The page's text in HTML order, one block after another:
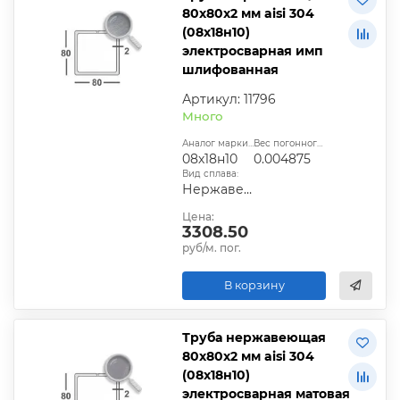
80х80х2 мм aisi 304
(08х18н10)
электросварная имп
шлифованная
Артикул: 11796
Много
Аналог марки стали:
08х18н10
Вес погонного метра, т.:
0.004875
Вид сплава:
Нержавеющая сталь
Цена:
3308.50
руб/м. пог.
В корзину
Труба нержавеющая
80х80х2 мм aisi 304
(08х18н10)
электросварная матовая